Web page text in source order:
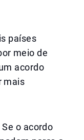
países
meio de
acordo
mais
o acordo